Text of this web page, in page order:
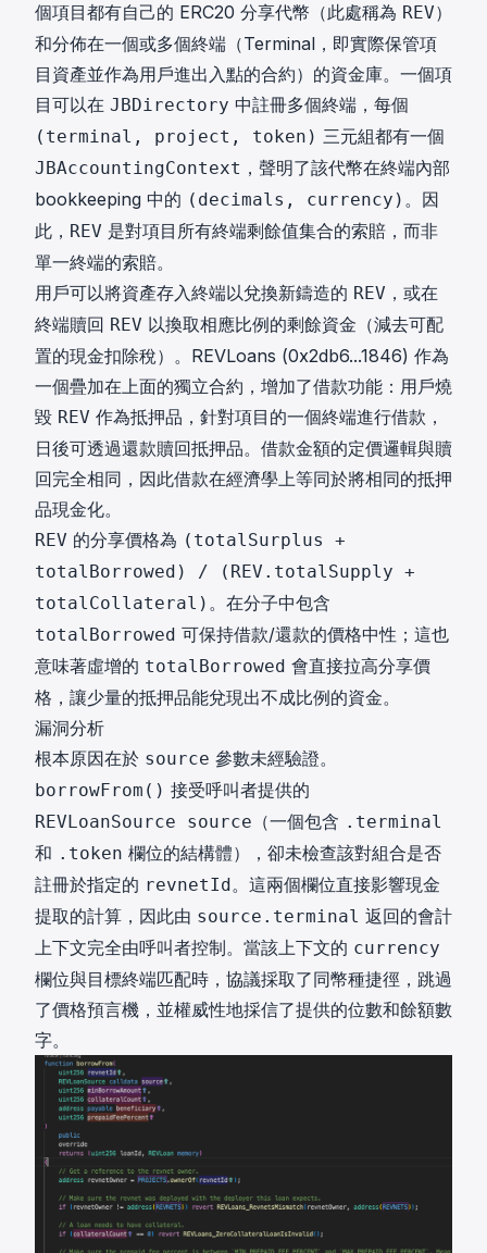
個項目都有自己的 ERC20 分享代幣（此處稱為 REV）
和分佈在一個或多個終端（Terminal，即實際保管項
目資產並作為用戶進出入點的合約）的資金庫。一個項
目可以在 JBDirectory 中註冊多個終端，每個
(terminal, project, token) 三元組都有一個
JBAccountingContext ，聲明了該代幣在終端內部
bookkeeping 中的 (decimals, currency) 。因
此， REV 是對項目所有終端剩餘值集合的索賠，而非
單一終端的索賠。
用戶可以將資產存入終端以兌換新鑄造的 REV ，或在
終端贖回 REV 以換取相應比例的剩餘資金（減去可配
置的現金扣除稅）。REVLoans (0x2db6...1846) 作為
一個疊加在上面的獨立合約，增加了借款功能：用戶燒
毀 REV 作為抵押品，針對項目的一個終端進行借款，
日後可透過還款贖回抵押品。借款金額的定價邏輯與贖
回完全相同，因此借款在經濟學上等同於將相同的抵押
品現金化。
REV 的分享價格為 (totalSurplus +
totalBorrowed) / (REV.totalSupply +
totalCollateral) 。在分子中包含
totalBorrowed 可保持借款/還款的價格中性；這也
意味著虛增的 totalBorrowed 會直接拉高分享價
格，讓少量的抵押品能兌現出不成比例的資金。
漏洞分析
根本原因在於 source 參數未經驗證。
borrowFrom() 接受呼叫者提供的
REVLoanSource source （一個包含 .terminal
和 .token 欄位的結構體），卻未檢查該對組合是否
註冊於指定的 revnetId。這兩個欄位直接影響現金
提取的計算，因此由 source.terminal 返回的會計
上下文完全由呼叫者控制。當該上下文的 currency
欄位與目標終端匹配時，協議採取了同幣種捷徑，跳過
了價格預言機，並權威性地採信了提供的位數和餘額數
字。